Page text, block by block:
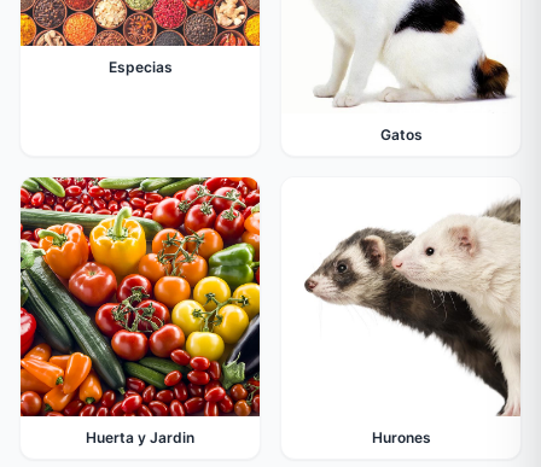
Especias
Gatos
Huerta y Jardin Hurones